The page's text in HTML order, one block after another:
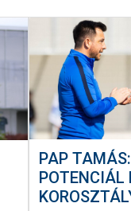
PAP
POTENCIÁL